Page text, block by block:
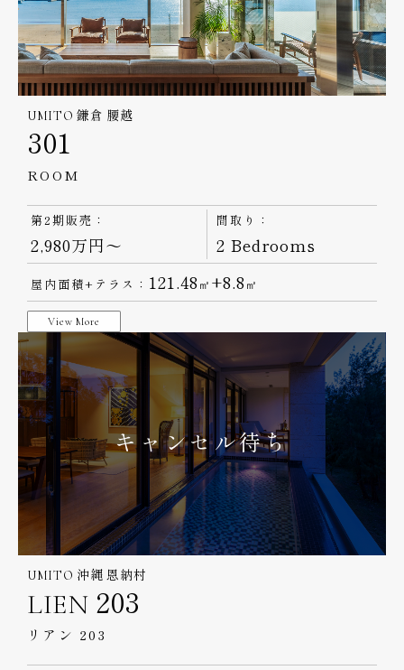
UMITO 鎌倉 腰越
301
ROOM
第2期販売：
2,980万円～
間取り：
2 Bedrooms
屋内面積+テラス： 121.48 ㎡ +8.8 ㎡
View More
キャンセル待ち
UMITO 沖縄 恩納村
LIEN 203
リアン 203